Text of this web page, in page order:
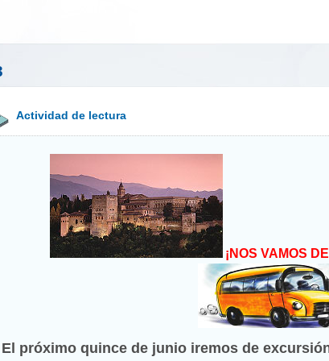
Actividad de lectura
¡NOS VAMOS
El próximo quince de junio iremos de